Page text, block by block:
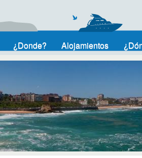
¿Donde? Alojamientos